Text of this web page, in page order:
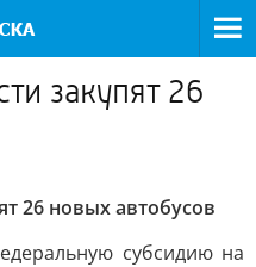
закупят 26
26 новых автобусов
субсидию на